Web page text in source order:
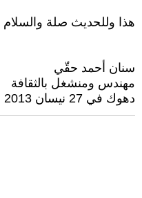
هذا وللحديث صلة والسلام
سنان أحمد حقّي
مهندس ومنشغل بالثقافة
دهوك في 27 نيسان 2013